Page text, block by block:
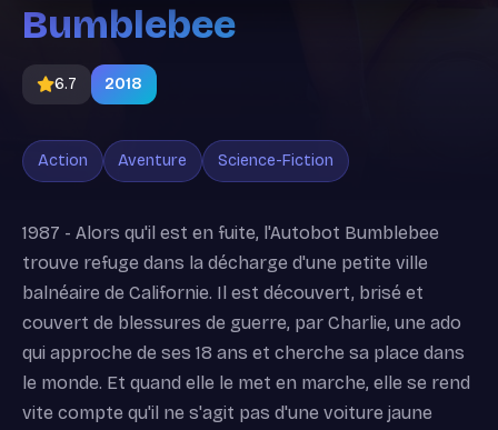
Bumblebee
6.7 2018
Action Aventure Science-Fiction
1987 - Alors qu'il est en fuite, l'Autobot Bumblebee
trouve refuge dans la décharge d'une petite ville
balnéaire de Californie. Il est découvert, brisé et
couvert de blessures de guerre, par Charlie, une ado
qui approche de ses 18 ans et cherche sa place dans
le monde. Et quand elle le met en marche, elle se rend
vite compte qu'il ne s'agit pas d'une voiture jaune